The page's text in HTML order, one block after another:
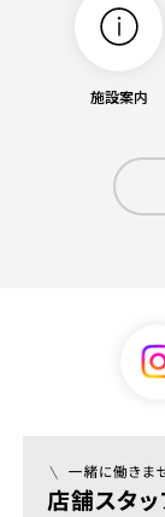
施設案内